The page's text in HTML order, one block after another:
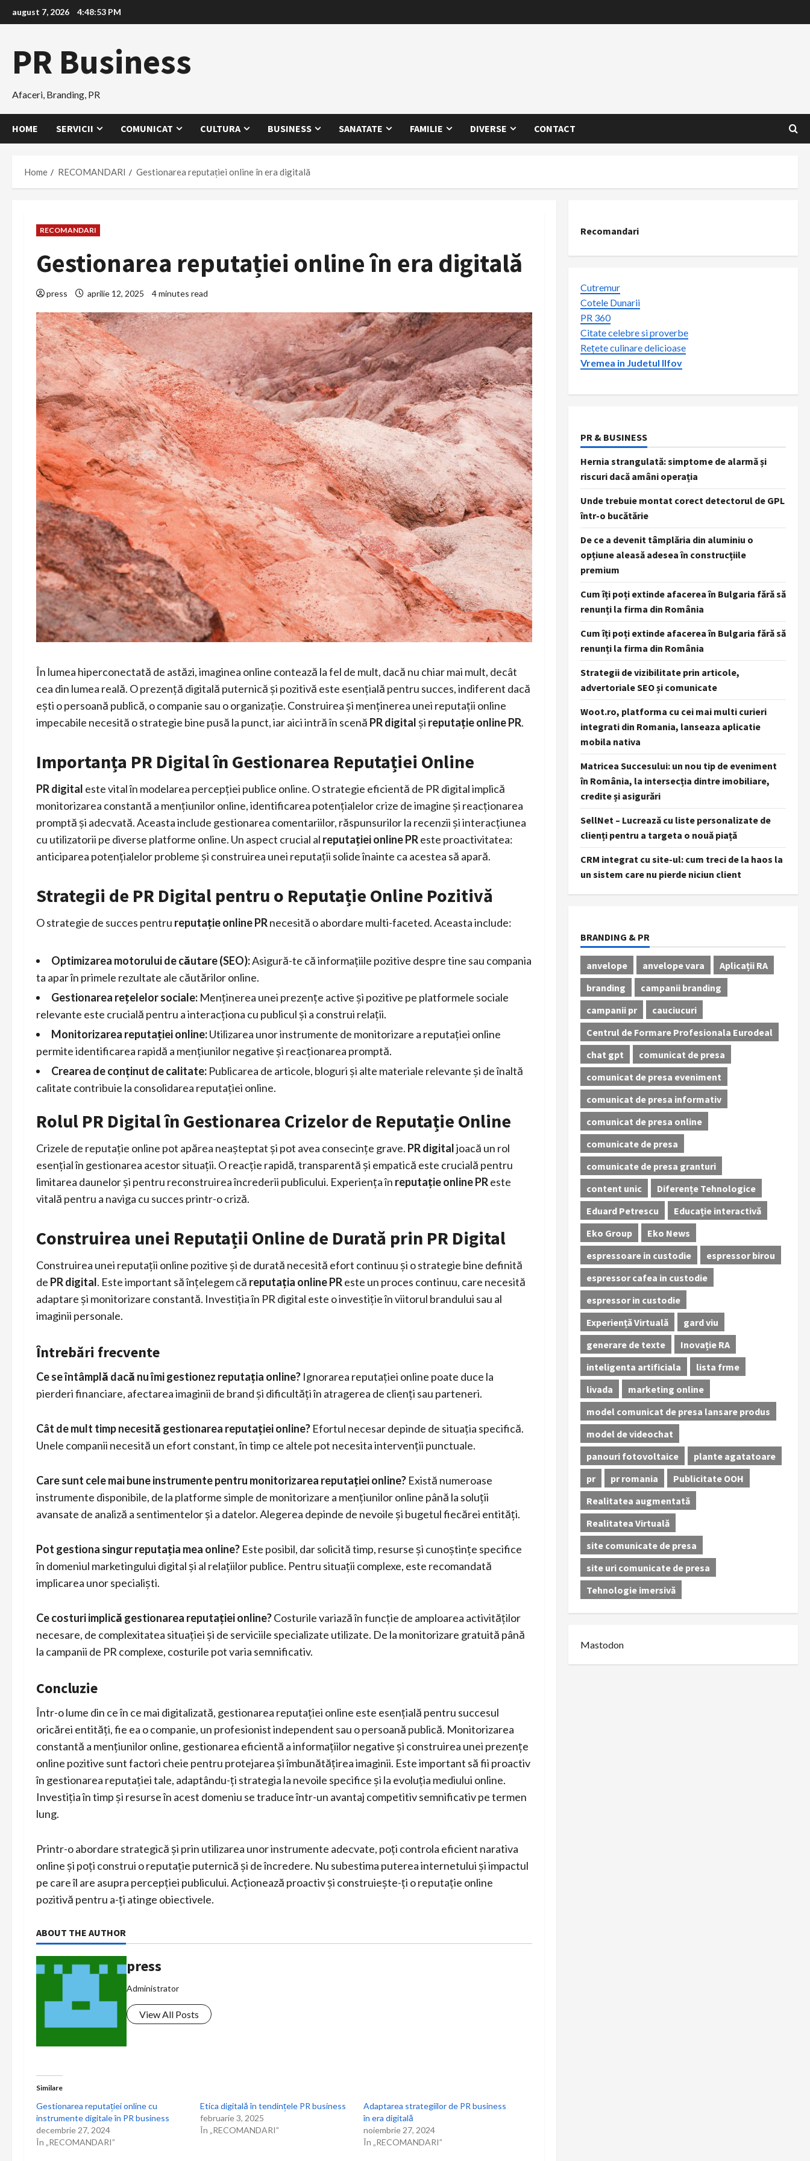
to
august 7, 2026 4:48:55 PM
PR Business
Afaceri, Branding, PR
HOME SERVICII COMUNICAT CULTURA BUSINESS SANATATE FAMILIE DIVERSE CONTACT
Home RECOMANDARI Gestionarea reputației online în era digitală
RECOMANDARI
Gestionarea reputației online în era digitală
press aprilie 12, 2025 4 minutes read
În lumea hiperconectată de astăzi, imaginea online contează la fel de mult, dacă nu chiar mai mult, decât
cea din lumea reală. O prezență digitală puternică și pozitivă este esențială pentru succes, indiferent dacă
ești o persoană publică, o companie sau o organizație. Construirea și menținerea unei reputații online
impecabile necesită o strategie bine pusă la punct, iar aici intră în scenă PR digital și reputație online PR.
Importanța PR Digital în Gestionarea Reputației Online
PR digital este vital în modelarea percepției publice online. O strategie eficientă de PR digital implică
monitorizarea constantă a mențiunilor online, identificarea potențialelor crize de imagine și reacționarea
promptă și adecvată. Aceasta include gestionarea comentariilor, răspunsurilor la recenzii și interacțiunea
cu utilizatorii pe diverse platforme online. Un aspect crucial al reputației online PReste proactivitatea:
anticiparea potențialelor probleme și construirea unei reputații solide înainte ca acestea să apară.
Strategii de PR Digital pentru o Reputație Online Pozitivă
O strategie de succes pentru reputație online PRnecesită o abordare multi-faceted. Aceasta include:
Optimizarea motorului de căutare (SEO):Asigură-te că informațiile pozitive despre tine sau compania
ta apar în primele rezultate ale căutărilor online.
Gestionarea rețelelor sociale: Menținerea unei prezențe active și pozitive pe platformele sociale
relevante este crucială pentru a interacționa cu publicul și a construi relații.
Monitorizarea reputației online:Utilizarea unor instrumente de monitorizare a reputației online
permite identificarea rapidă a mențiunilor negative și reacționarea promptă.
Crearea de conținut de calitate: Publicarea de articole, bloguri și alte materiale relevante și de înaltă
calitate contribuie la consolidarea reputației online.
Rolul PR Digital în Gestionarea Crizelor de Reputație Online
Crizele de reputație online pot apărea neașteptat și pot avea consecințe grave. PR digitaljoacă un rol
esențial în gestionarea acestor situații. O reacție rapidă, transparentă și empatică este crucială pentru
limitarea daunelor și pentru reconstruirea încrederii publicului. Experiența în reputație online PReste
vitală pentru a naviga cu succes printr-o criză.
Construirea unei Reputații Online de Durată prin PR Digital
Construirea unei reputații online pozitive și de durată necesită efort continuu și o strategie bine definită
de PR digital. Este important să înțelegem că reputația online PReste un proces continuu, care necesită
adaptare și monitorizare constantă. Investiția în PR digital este o investiție în viitorul brandului sau al
imaginii personale.
Întrebări frecvente
Ce se întâmplă dacă nu îmi gestionez reputația online? Ignorarea reputației online poate duce la
pierderi financiare, afectarea imaginii de brand și dificultăți în atragerea de clienți sau parteneri.
Cât de mult timp necesită gestionarea reputației online? Efortul necesar depinde de situația specifică.
Unele companii necesită un efort constant, în timp ce altele pot necesita intervenții punctuale.
Care sunt cele mai bune instrumente pentru monitorizarea reputației online? Există numeroase
instrumente disponibile, de la platforme simple de monitorizare a mențiunilor online până la soluții
avansate de analiză a sentimentelor și a datelor. Alegerea depinde de nevoile și bugetul fiecărei entități.
Pot gestiona singur reputația mea online? Este posibil, dar solicită timp, resurse și cunoștințe specifice
în domeniul marketingului digital și al relațiilor publice. Pentru situații complexe, este recomandată
implicarea unor specialiști.
Ce costuri implică gestionarea reputației online?Costurile variază în funcție de amploarea activităților
necesare, de complexitatea situației și de serviciile specializate utilizate. De la monitorizare gratuită până
la campanii de PR complexe, costurile pot varia semnificativ.
Concluzie
Într-o lume din ce în ce mai digitalizată, gestionarea reputației online este esențială pentru succesul
oricărei entități, fie ea o companie, un profesionist independent sau o persoană publică. Monitorizarea
constantă a mențiunilor online, gestionarea eficientă a informațiilor negative și construirea unei prezențe
online pozitive sunt factori cheie pentru protejarea și îmbunătățirea imaginii. Este important să fii proactiv
în gestionarea reputației tale, adaptându-ți strategia la nevoile specifice și la evoluția mediului online.
Investiția în timp și resurse în acest domeniu se traduce într-un avantaj competitiv semnificativ pe termen
lung.
Printr-o abordare strategică și prin utilizarea unor instrumente adecvate, poți controla eficient narativa
online și poți construi o reputație puternică și de încredere. Nu subestima puterea internetului și impactul
pe care îl are asupra percepției publicului. Acționează proactiv și construiește-ți o reputație online
pozitivă pentru a-ți atinge obiectivele.
ABOUT THE AUTHOR
press
Administrator
View All Posts
Similare
Gestionarea reputației online cu
instrumente digitale în PR business
decembrie 27, 2024
În „RECOMANDARI”
Etica digitală în tendințele PR business
februarie 3, 2025
În „RECOMANDARI”
Adaptarea strategiilor de PR business
în era digitală
noiembrie 27, 2024
În „RECOMANDARI”
Recomandari
Cutremur
Cotele Dunarii
PR 360
Citate celebre si proverbe
Rețete culinare delicioase
Vremea in Judetul Ilfov
PR & BUSINESS
Hernia strangulată: simptome de alarmă și
riscuri dacă amâni operația
Unde trebuie montat corect detectorul de GPL
într-o bucătărie
De ce a devenit tâmplăria din aluminiu o
opțiune aleasă adesea în construcțiile
premium
Cum îți poți extinde afacerea în Bulgaria fără să
renunți la firma din România
Cum îți poți extinde afacerea în Bulgaria fără să
renunți la firma din România
Strategii de vizibilitate prin articole,
advertoriale SEO și comunicate
Woot.ro, platforma cu cei mai multi curieri
integrati din Romania, lanseaza aplicatie
mobila nativa
Matricea Succesului: un nou tip de eveniment
în România, la intersecția dintre imobiliare,
credite și asigurări
SellNet – Lucrează cu liste personalizate de
clienți pentru a targeta o nouă piață
CRM integrat cu site-ul: cum treci de la haos la
un sistem care nu pierde niciun client
BRANDING & PR
anvelope anvelope vara
Aplicații RA
branding
campanii branding
campanii pr
cauciucuri
Centrul de Formare Profesionala Eurodeal
chat gpt
comunicat de presa
comunicat de presa eveniment
comunicat de presa informativ
comunicat de presa online
comunicate de presa
comunicate de presa granturi
content unic
Diferențe Tehnologice
Eduard Petrescu
Educație interactivă
Eko Group
Eko News
espressoare in custodie
espressor birou
espressor cafea in custodie
espressor in custodie
Experiență Virtuală
gard viu
generare de texte
Inovație RA
inteligenta artificiala
lista frme
livada
marketing online
model comunicat de presa lansare produs
model de videochat
panouri fotovoltaice
plante agatatoare
pr
pr romania
Publicitate OOH
Realitatea augmentată
Realitatea Virtuală
site comunicate de presa
site uri comunicate de presa
Tehnologie imersivă
Mastodon